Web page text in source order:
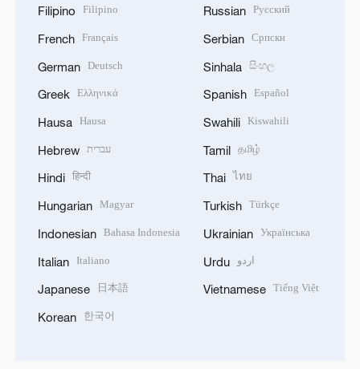
Filipino Filipino
French Français
German Deutsch
Greek Ελληνικά
Hausa Hausa
Hebrew עברית
Hindi हिन्दी
Hungarian Magyar
Indonesian Bahasa Indonesia
Italian Italiano
Japanese 日本語
Korean 한국어
Russian Русский
Serbian Српски
Sinhala සිංහල
Spanish Español
Swahili Kiswahili
Tamil தமிழ்
Thai ไทย
Turkish Türkçe
Ukrainian Українська
Urdu اردو
Vietnamese Tiếng Việt